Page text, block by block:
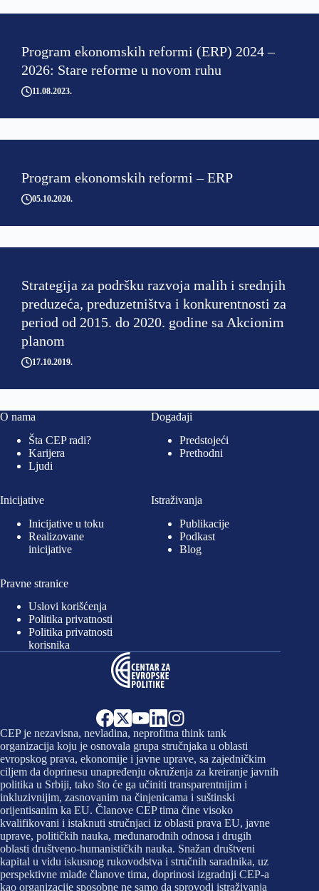
Program ekonomskih reformi (ERP) 2024 –
2026: Stare reforme u novom ruhu
11.08.2023
Program ekonomskih reformi – ERP
05.10.2020
Strategija za podršku razvoja malih i srednjih
preduzeća, preduzetništva i konkurentnosti za
period od 2015. do 2020. godine sa Akcionim
planom
17.10.2019
O nama
Šta CEP radi?
Karijera
Ljudi
Događaji
Predstojeći
Prethodni
Inicijative
Inicijative u toku
Realizovane
inicijative
Istraživanja
Publikacije
Podkast
Blog
Pravne stranice
Uslovi korišćenja
Politika privatnosti
Politika privatnosti
korisnika
CEP je nezavisna, nevladina, neprofitna think tank
organizacija koju je osnovala grupa stručnjaka u oblasti
evropskog prava, ekonomije i javne uprave, sa zajedničkim
ciljem da doprinesu unapređenju okruženja za kreiranje javnih
politika u Srbiji, tako što će ga učiniti transparentnijim i
inkluzivnijim, zasnovanim na činjenicama i suštinski
orijentisanim ka EU. Članove CEP tima čine visoko
kvalifikovani i istaknuti stručnjaci iz oblasti prava EU, javne
uprave, političkih nauka, međunarodnih odnosa i drugih
oblasti društveno-humanističkih nauka. Snažan društveni
kapital u vidu iskusnog rukovodstva i stručnih saradnika, uz
perspektivne mlađe članove tima, doprinosi izgradnji CEP-a
kao organizacije sposobne ne samo da sprovodi istraživanja